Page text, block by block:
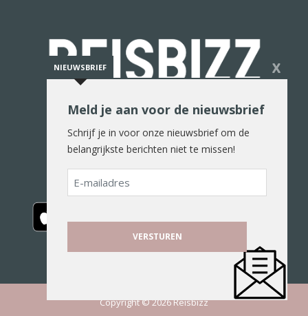
De reiswereld in woord en beeld
Copyright © 2026 Reisbizz
NIEUWSBRIEF X
Meld je aan voor de nieuwsbrief
Schrijf je in voor onze nieuwsbrief om de
belangrijkste berichten niet te missen!
E-
mailadres